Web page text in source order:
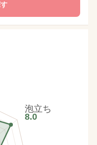
泡立ち
8.0